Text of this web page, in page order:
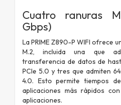
Cuatro ranuras
Gbps)
La PRIME Z890-P WIFI ofrece
M.2, incluida una que
transferencia de datos de
PCIe 5.0 y tres que admiten
4.0. Esto permite tiempos
aplicaciones más rápidos
aplicaciones.